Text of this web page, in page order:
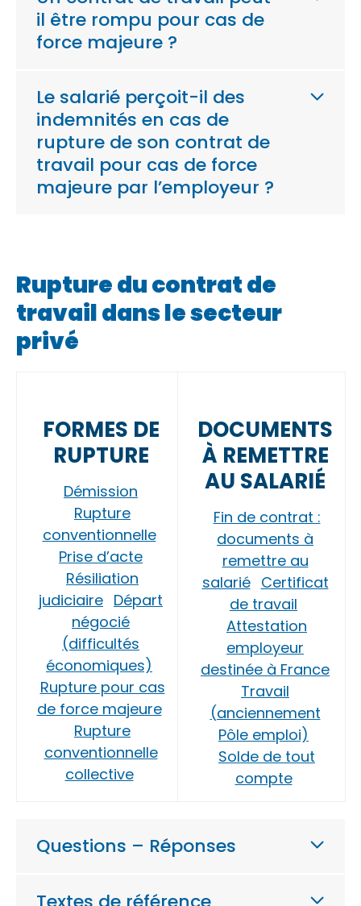
il être rompu pour cas de
force majeure ?
Le salarié perçoit-il des
indemnités en cas de
rupture de son contrat de
travail pour cas de force
majeure par l’employeur ?
Rupture du contrat de
travail dans le secteur
privé
FORMES DE
RUPTURE
Démission
Rupture
conventionnelle
Prise d’acte
Résiliation
judiciaire Départ
négocié
(difficultés
économiques)
Rupture pour cas
de force majeure
Rupture
conventionnelle
collective
DOCUMENTS
À REMETTRE
AU SALARIÉ
Fin de contrat :
documents à
remettre au
salarié Certificat
de travail
Attestation
employeur
destinée à France
Travail
(anciennement
Pôle emploi)
Solde de tout
compte
Questions – Réponses